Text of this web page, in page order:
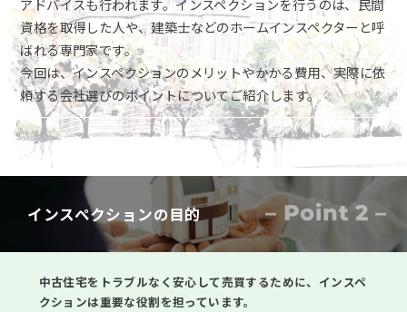
クイックAI査定
早く
売りたい
高く
売りたい
秘密に
売りたい
売った後も
住み続けたい
お悩み別売却方法
相続・生前対策
離婚手続き
空き家の対処
資産運用・物件管理
資格を取得した人や、建築士などのホームインスペクターと呼
ばれる専門家です。
今回は、インスペクションのメリットやかかる費用、実際に依
頼する会社選びのポイントについてご紹介します。
インスペクションの目的 – Point 2 –
中古住宅をトラブルなく安心して売買するために、インスペ
クションは重要な役割を担っています。